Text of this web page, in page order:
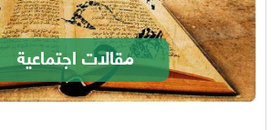
مقالات اجتماعية